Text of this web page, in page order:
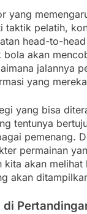
yang
taktik pelatih,
head-to-
bola akan
jalannya
yang
yang bisa
tentunya
pemenang.
permainan
kita akan melihat
akan